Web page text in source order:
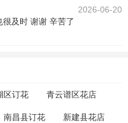
2026-06-20
及时 谢谢 辛苦了
区订花 青云谱区花店
南昌县订花 新建县花店